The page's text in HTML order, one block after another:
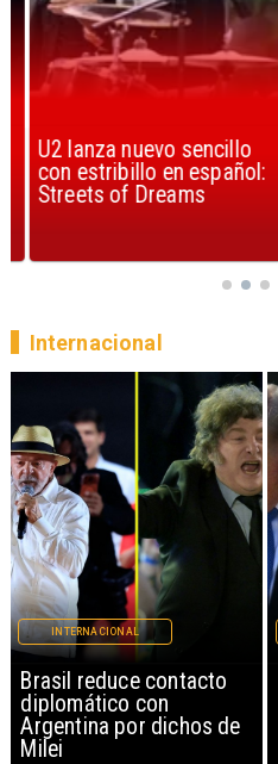
U2 lanza nuevo sencillo
con estribillo en español:
Streets of Dreams
China restringe
exportación de drones a
EEUU y sanciona
empresas
INTERNACIONAL
Internacional